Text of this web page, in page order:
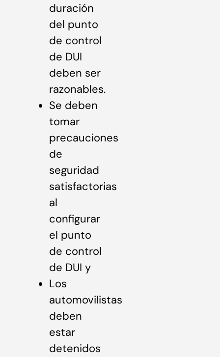
duración
del punto
de control
de DUI
deben ser
razonables.
Se deben
tomar
precauciones
de
seguridad
satisfactorias
al
configurar
el punto
de control
de DUI y
Los
automovilistas
deben
estar
detenidos